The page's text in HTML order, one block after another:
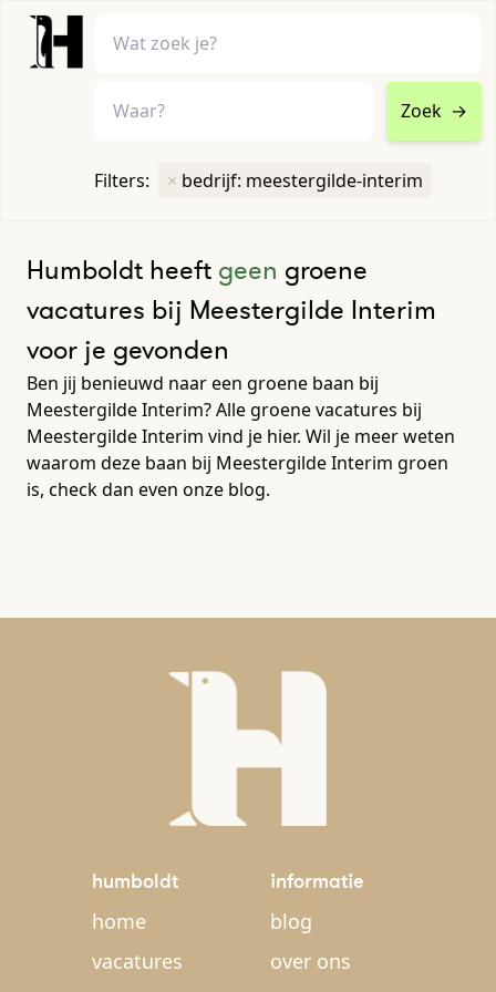
Zoek →
Filters: × bedrijf: meestergilde-interim
Humboldt heeft geen groene
vacatures bij Meestergilde Interim
voor je gevonden
Ben jij benieuwd naar een groene baan bij
Meestergilde Interim? Alle groene vacatures bij
Meestergilde Interim vind je hier. Wil je meer weten
waarom deze baan bij Meestergilde Interim groen
is, check dan even onze blog.
humboldt
home
vacatures
informatie
blog
over ons